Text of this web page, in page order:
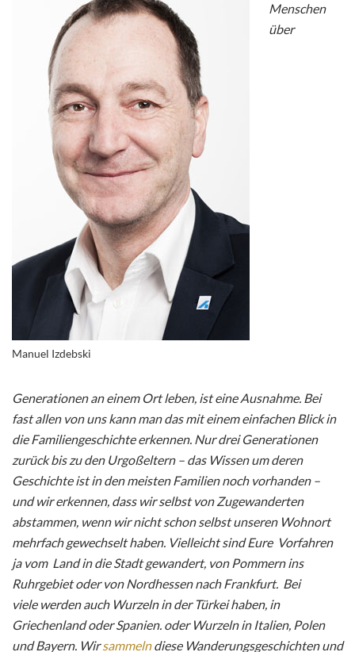
Manuel Izdebski
Menschen
über
Generationen an einem Ort leben, ist eine Ausnahme. Bei
fast allen von uns kann man das mit einem einfachen Blick in
die Familiengeschichte erkennen. Nur drei Generationen
zurück bis zu den Urgoßeltern – das Wissen um deren
Geschichte ist in den meisten Familien noch vorhanden –
und wir erkennen, dass wir selbst von Zugewanderten
abstammen, wenn wir nicht schon selbst unseren Wohnort
mehrfach gewechselt haben. Vielleicht sind Eure Vorfahren
ja vom Land in die Stadt gewandert, von Pommern ins
Ruhrgebiet oder von Nordhessen nach Frankfurt. Bei
viele werden auch Wurzeln in der Türkei haben, in
Griechenland oder Spanien. oder Wurzeln in Italien, Polen
und Bayern. Wirsammelndiese Wanderungsgeschichten und